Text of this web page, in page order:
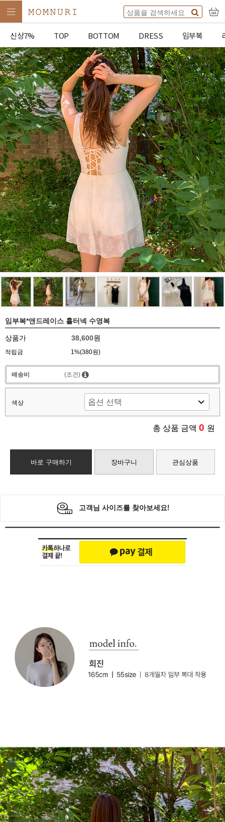
신상7% TOP BOTTOM DRESS 임부복
임부복*앤드레이스 홀터넥 수영복
상품가 38,600원
적립금 1%(380원)
배송비 (조건)
색상
총 상품 금액 0 원
바로 구매하기 장바구니 관심상품